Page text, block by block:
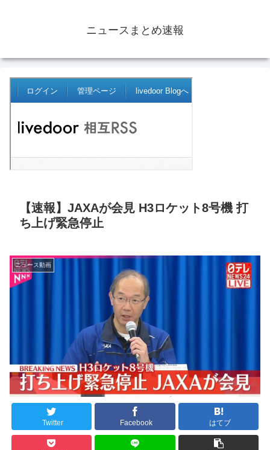
ニュースまとめ速報
【速報】JAXAが会見 H3ロケット8号機 打
ち上げ緊急停止
ニュース動画
Twitter Facebook はてブ